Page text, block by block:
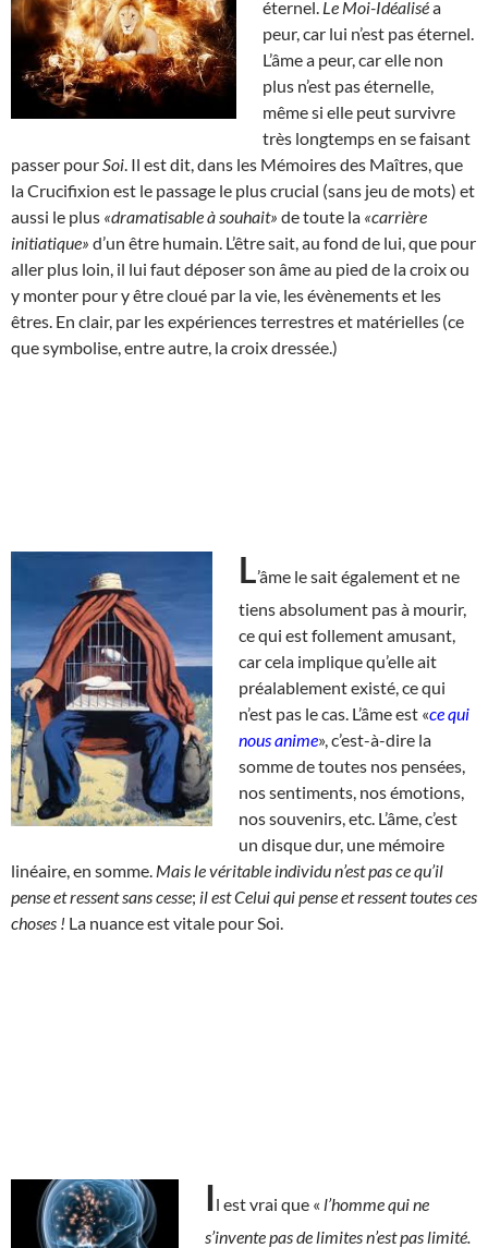
éternel. Le Moi-Idéaliséa
peur, car lui n’est pas éternel.
L’âme a peur, car elle non
plus n’est pas éternelle,
même si elle peut survivre
très longtemps en se faisant
passer pour Soi . Il est dit, dans les Mémoires des Maîtres, que
la Crucifixion est le passage le plus crucial (sans jeu de mots) et
aussi le plus «dramatisable à souhait» de toute la «carrière
initiatique» d’un être humain. L’être sait, au fond de lui, que pour
aller plus loin, il lui faut déposer son âme au pied de la croix ou
y monter pour y être cloué par la vie, les évènements et les
êtres. En clair, par les expériences terrestres et matérielles (ce
que symbolise, entre autre, la croix dressée.)
L’âme le sait également et ne
tiens absolument pas à mourir,
ce qui est follement amusant,
car cela implique qu’elle ait
préalablement existé, ce qui
n’est pas le cas. L’âme est «ce qui
nous anime», c’est-à-dire la
somme de toutes nos pensées,
nos sentiments, nos émotions,
nos souvenirs, etc. L’âme, c’est
un disque dur, une mémoire
linéaire, en somme. Mais le véritable individu n’est pas ce qu’il
pense et ressent sans cesse; il est Celui qui pense et ressent toutes ces
choses ! La nuance est vitale pour Soi.
Il est vrai que « l’homme qui ne
s’invente pas de limites n’est pas limité.